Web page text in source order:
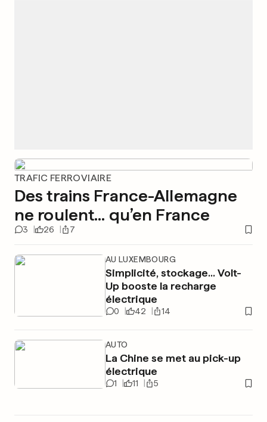
TRAFIC FERROVIAIRE
Des trains France-Allemagne
ne roulent... qu’en France
3 26 7
AU LUXEMBOURG
Simplicité, stockage... Volt-
Up booste la recharge
électrique
0 42 14
AUTO
La Chine se met au pick-up
électrique
1 11 5